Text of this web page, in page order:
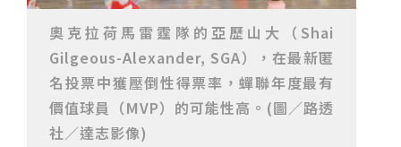
醫療合作
婦人眼角冒水皰確診帶狀皰疹 臺中醫院跨科即時診治化
解失明與腦炎危機
參山處「梨山原民歌舞與工藝體驗」6月登場 結合永續
觀光推深度部落旅遊
台中》中央挹注逾8成！蔡其昌爭取4980萬 翻新清水五
權路道路與人行步道
智慧科技解救護士的腿！中山醫大與仁寶攜手「送藥機
器人」月省醫護120公里步程
台北》污水廠變身都市綠洲！內湖運動公園全新戲水區
盛大開放 智慧預約環教體驗
嘉義》搶攻端午親子商機！嘉義縣推「沉浸式角色扮
演」 邀學童化身小海盜、建築職人全台放電
阿里山精品咖啡香 成為端午與暑假深度旅遊新亮點
臺中甩「六都第一胖」稱號！「2026台中星燃計畫」啟
奧克拉荷馬雷霆隊的亞歷山大（Shai
Gilgeous-Alexander, SGA），在最新匿
名投票中獲壓倒性得票率，蟬聯年度最有
價值球員（MVP）的可能性高。(圖∕路透
社∕達志影像)